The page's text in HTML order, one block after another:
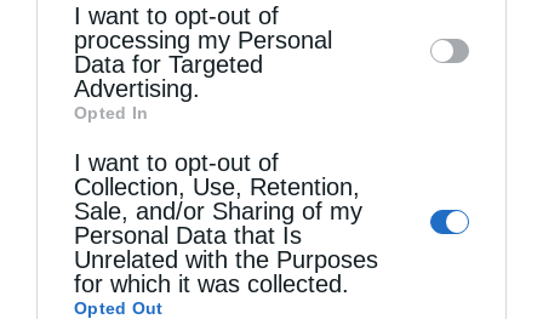
disclose it to other third parties.
I want to opt-out of
processing my Personal
Data for Targeted
Advertising.
Opted In
I want to opt-out of
Collection, Use, Retention,
Sale, and/or Sharing of my
Personal Data that Is
Unrelated with the Purposes
for which it was collected.
Opted Out